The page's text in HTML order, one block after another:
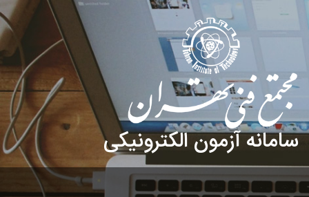
سامانه آزمون الکترونیکی